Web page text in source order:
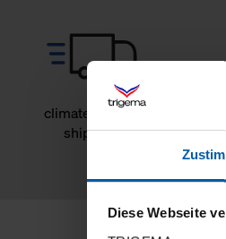
Diese Webseite
climate-neutral
shipping